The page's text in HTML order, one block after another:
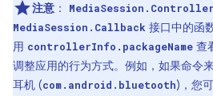
注意 ：
MediaSession.Callback 接口中的函
用 controllerInfo.packageName 查
调整应用的行为方式。例如，如果命令
耳机 (com.android.bluetooth)，您